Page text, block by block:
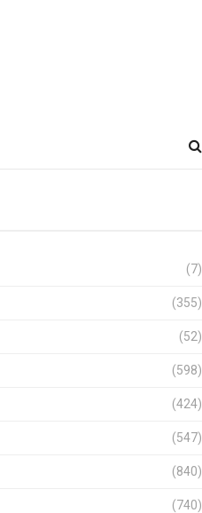
(7)
(355)
(52)
(598)
(424)
(547)
(840)
(740)